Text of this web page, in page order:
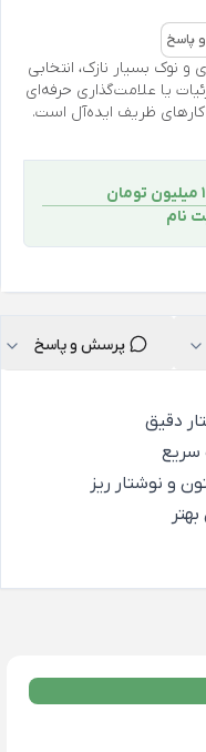
پاسخ
و نوک بسیار نازک، انتخابی
یا علامت‌گذاری حرفه‌ای
ظریف ایده‌آل است.
پرسش و پاسخ
سریع
و نوشتار ریز